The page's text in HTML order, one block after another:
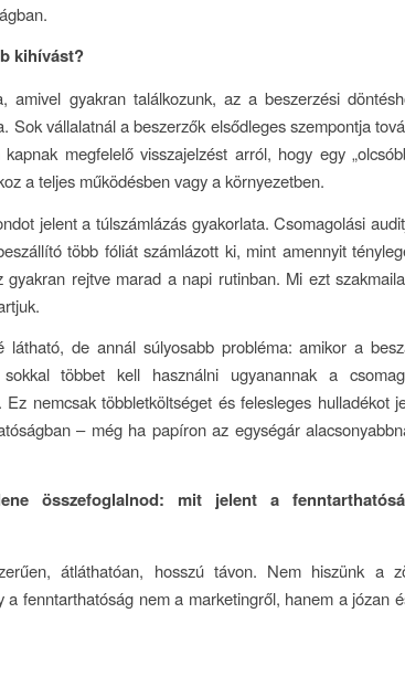
kihívást?
amivel gyakran találkozunk, az a beszerzési
Sok vállalatnál a beszerzők elsődleges szempontja
megfelelő visszajelzést arról, hogy egy
a teljes működésben vagy a környezetben.
jelent a túlszámlázás gyakorlata. Csomagolási
több fóliát számlázott ki, mint amennyit
rejtve marad a napi rutinban. Mi ezt
látható, de annál súlyosabb probléma: amikor a
többet kell használni ugyanannak a
nemcsak többletköltséget és felesleges hulladékot
– még ha papíron az egységár
összefoglalnod: mit jelent a
átláthatóan, hosszú távon. Nem hiszünk a
a fenntarthatóság nem a marketingről, hanem a józan